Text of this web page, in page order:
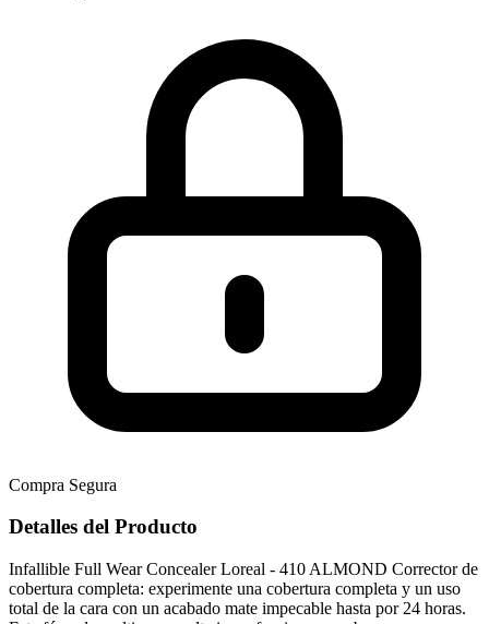
Compra Segura
Detalles del Producto
Infallible Full Wear Concealer Loreal - 410 ALMOND Corrector de
cobertura completa: experimente una cobertura completa y un uso
total de la cara con un acabado mate impecable hasta por 24 horas.